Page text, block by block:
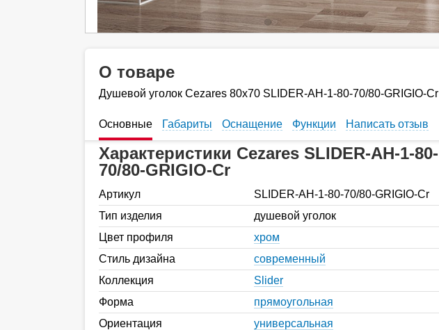
О товаре
Душевой уголок Cezares 80х70 SLIDER-AH-1-80-70/80-GRIGIO-Cr
Основные Габариты Оснащение Функции Написать отзыв
Характеристики Cezares SLIDER-AH-1-80-
70/80-GRIGIO-Cr
Артикул
SLIDER-AH-1-80-70/80-GRIGIO-Cr
Тип изделия
душевой уголок
Цвет профиля
хром
Стиль дизайна
современный
Коллекция
Slider
Форма
прямоугольная
Ориентация
универсальная